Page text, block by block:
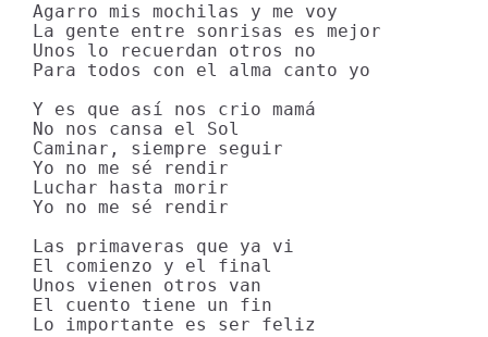
Agarro mis mochilas y me voy
La gente entre sonrisas es mejor
Unos lo recuerdan otros no
Para todos con el alma canto yo
Y es que así nos crio mamá
No nos cansa el Sol
Caminar, siempre seguir
Yo no me sé rendir
Luchar hasta morir
Yo no me sé rendir
Las primaveras que ya vi
El comienzo y el final
Unos vienen otros van
El cuento tiene un fin
Lo importante es ser feliz